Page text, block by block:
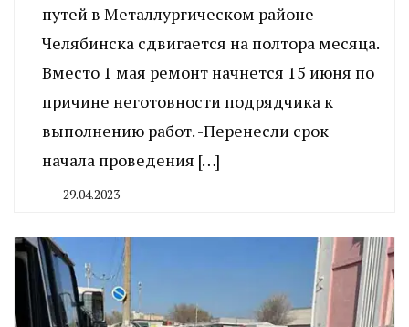
путей в Металлургическом районе
Челябинска сдвигается на полтора месяца.
Вместо 1 мая ремонт начнется 15 июня по
причине неготовности подрядчика к
выполнению работ. -Перенесли срок
начала проведения […]
29.04.2023